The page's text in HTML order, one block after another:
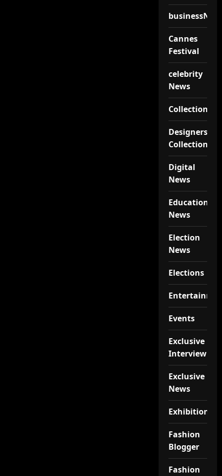
Cannes
Festival
celebrity
News
Collections
Designers
Collections
Digital
News
Educational
News
Election
News
Elections
Events
Exclusive
Interview
Exclusive
News
Exhibition
Fashion
Blogger
Fashion